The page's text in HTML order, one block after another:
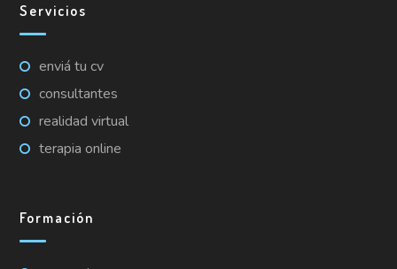
Servicios
enviá tu cv
consultantes
realidad virtual
terapia online
Formación